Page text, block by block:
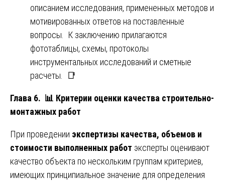
описанием исследования, примененных методов и
мотивированных ответов на поставленные
вопросы. К заключению прилагаются
фототаблицы, схемы, протоколы
инструментальных исследований и сметные
расчеты. 📑
Глава 6. 📊 Критерии оценки качества строительно-
монтажных работ
При проведении экспертизы качества, объемов и
стоимости выполненных работ эксперты оценивают
качество объекта по нескольким группам критериев,
имеющих принципиальное значение для определения